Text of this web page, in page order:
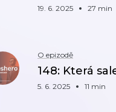
19. 6. 2025 27 min
O epizodě
148: Která
5. 6. 2025 11 min